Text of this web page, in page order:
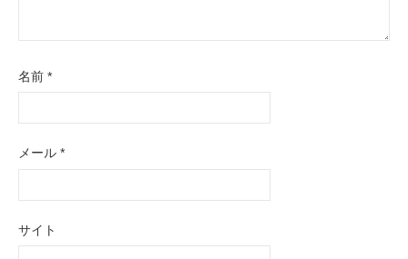
名前 *
メール *
サイト